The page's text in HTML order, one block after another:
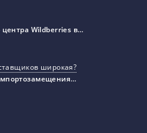
центра Wildberries в…
широкая?